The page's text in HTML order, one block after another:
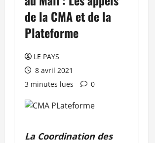
de la CMA et de la
Plateforme
LE PAYS
8 avril 2021
3 minutes lues
0
La Coordination des